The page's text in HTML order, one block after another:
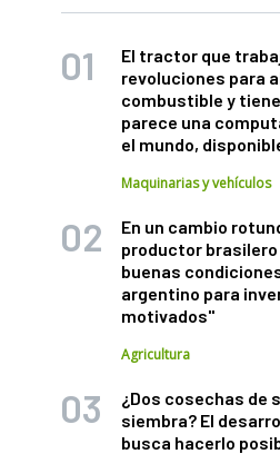
El tractor que
revoluciones para
combustible y
parece una
el mundo,
Maquinarias y vehículos
En un cambio
productor
buenas
argentino para
motivados"
Agricultura
¿Dos cosechas de
siembra? El
busca hacerlo